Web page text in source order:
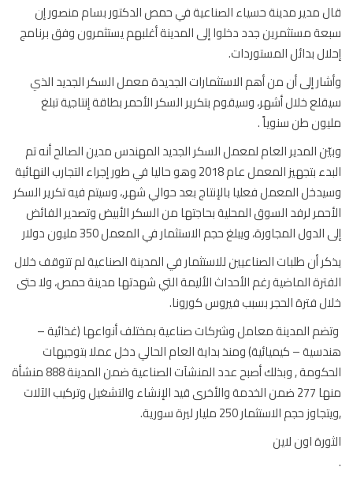
مدير مدينة حسياء الصناعية في حمص الدكتور بسام منصور إن
مستثمرين جدد دخلوا إلى المدينة أغلبهم يستثمرون وفق برنامج
بدائل المستوردات.
إلى أن من أهم الاستثمارات الجديدة معمل السكر الجديد الذي
خلال أشهر، وسيقوم بتكرير السكر الأحمر بطاقة إنتاجية تبلغ
طن سنوياً .
المدير العام لمعمل السكر الجديد المهندس مدين الصالح أنه تم
البدء بتجهيز المعمل عام 2018 وهو حاليا في طور إجراء التجارب النهائية
المعمل فعليا بالإنتاج بعد حوالي شهر,، وسيتم فيه تكرير السكر
لرفد السوق المحلية بحاجتها من السكر الأبيض وتصدير الفائض
المجاورة، ويبلغ حجم الاستثمار في المعمل 350 مليون دولار
أن طلبات الصناعيين للاستثمار في المدينة الصناعية لم تتوقف خلال
الماضية رغم الأحداث الأليمة التي شهدتها مدينة حمص، ولا حتى
فترة الحجر بسبب فيروس كورونا.
المدينة معامل وشركات صناعية بمختلف أنواعها (غذائية –
– كيميائية) ومنذ بداية العام الحالي دخل عملا بتوجيهات
الحكومة , وبذلك أصبح عدد المنشآت الصناعية ضمن المدينة 888 منشأة
منها 277 ضمن الخدمة والأخرى قيد الإنشاء والتشغيل وتركيب الآلات
حجم الاستثمار 250 مليار ليرة سورية.
اون لاين